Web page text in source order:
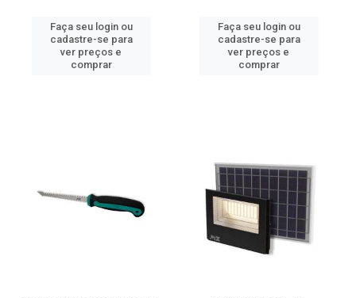
Faça seu login ou
cadastre-se para
ver preços e
comprar
Faça seu login ou
cadastre-se para
ver preços e
comprar